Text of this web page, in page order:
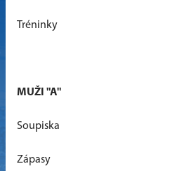
Tréninky
MUŽI "A"
Soupiska
Zápasy